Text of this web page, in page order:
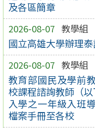
及各區簡章
2026-08-07 教學組
國立高雄大學辦理
2026-08-07 教學組
教育部國民及學前
校課程諮詢教師（
入學之一年級入班
檔案手冊至各校